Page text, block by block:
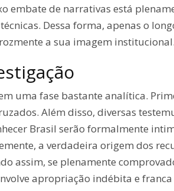
embate de narrativas está
Dessa forma, apenas o
a sua imagem institucional.
uma fase bastante analítica.
Além disso, diversas
Brasil serão formalmente
a verdadeira origem dos
assim, se plenamente
apropriação indébita e